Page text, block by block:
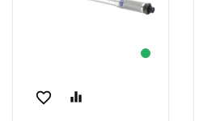
favorite_border equalizer